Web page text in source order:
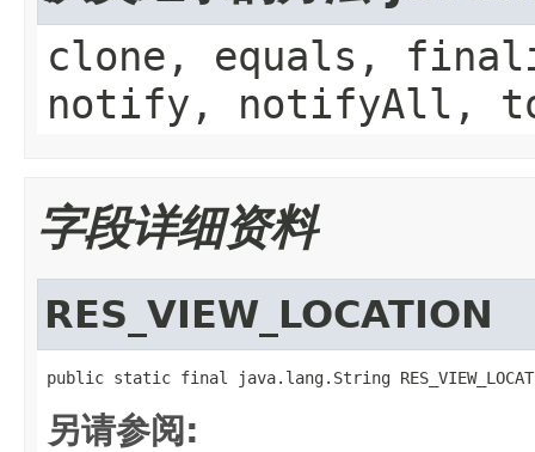
clone, equals,
notify, notifyAll,
字段详细资料
RES_VIEW_LOCATION
public static final java.lang.String
另请参阅: